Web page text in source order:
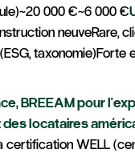
000 €~6 000 €
neuveRare,
taxonomie)Forte
BREEAM pour
locataires
certification WELL